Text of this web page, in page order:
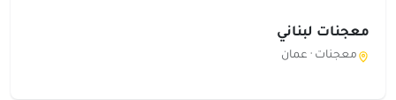
معجنات لبناني
معجنات · عمان